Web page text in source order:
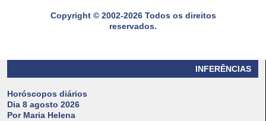
INFERÊNCIAS
Horóscopos diários
Dia 8 agosto 2026
Por Maria Helena
Copyright © 2002-2026 Todos os direitos
reservados.